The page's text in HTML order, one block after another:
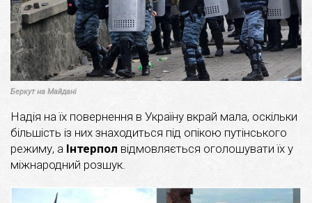
Беркут на Майдані
Надія на їх повернення в Україну вкрай мала, оскільки
більшість із них знаходиться під опікою путінського
режиму, а Інтерпол відмовляється оголошувати їх у
міжнародний розшук.